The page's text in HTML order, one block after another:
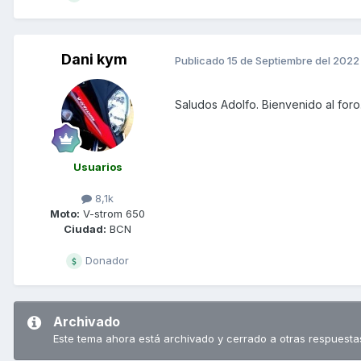
Dani kym
Usuarios
8,1k
Moto: V-strom 650
Ciudad: BCN
Donador
Publicado 15 de Septiembre del 2022
Saludos Adolfo. Bienvenido al
Archivado
Este tema ahora está archivado y cerrado a otras